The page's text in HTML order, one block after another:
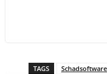
TAGS Schadsoftware